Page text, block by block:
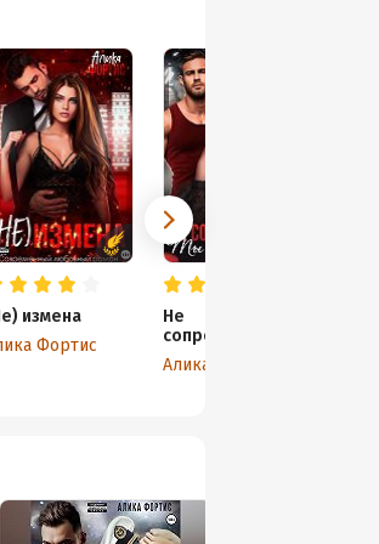
измена
Фортис
Не
сопротивляйся.
Ты будешь моей
Алика Фортис